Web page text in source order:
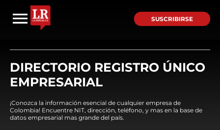
SUSCRIBIRSE
DIRECTORIO REGISTRO ÚNICO
EMPRESARIAL
¡Conozca la información esencial de cualquier empresa de
Colombia! Encuentre NIT, dirección, teléfono, y mas en la base de
datos empresarial mas grande del país.